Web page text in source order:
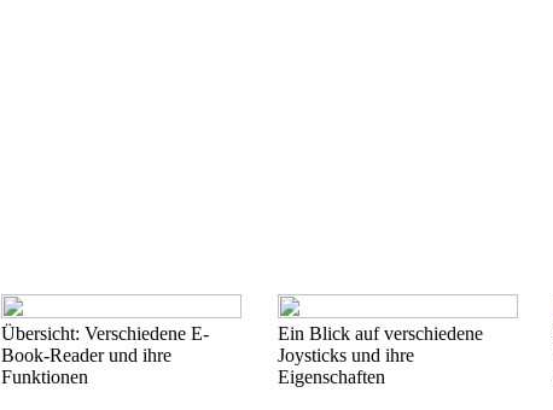
Übersicht: Verschiedene E-
Book-Reader und ihre
Funktionen
Ein Blick auf verschiedene
Joysticks und ihre
Eigenschaften